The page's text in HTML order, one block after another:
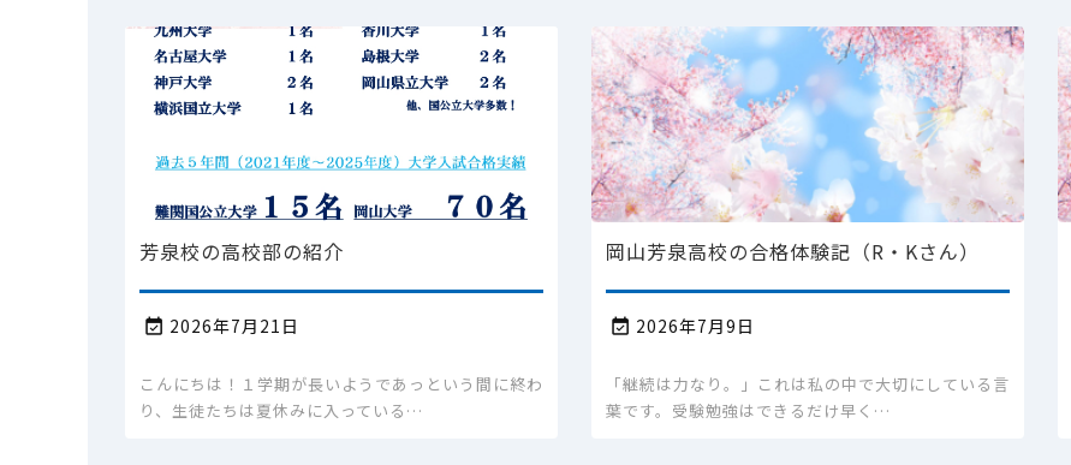
芳泉校の高校部の紹介
 2026年7月21日
こんにちは！１学期が長いようであっという間に終わ
り、生徒たちは夏休みに入っている…
岡山芳泉高校の合格体験記（R・Kさん）
 2026年7月9日
「継続は力なり。」これは私の中で大切にしている言
葉です。受験勉強はできるだけ早く…